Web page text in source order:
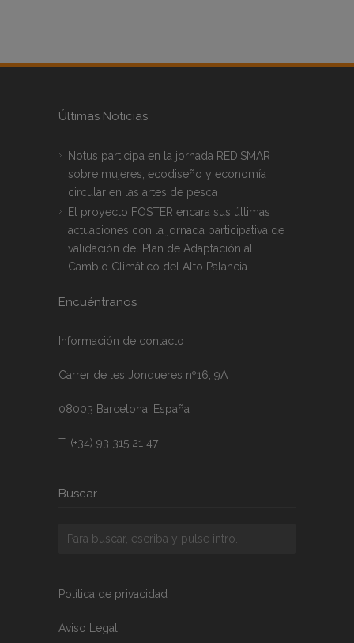
Últimas Noticias
Notus participa en la jornada REDISMAR
sobre mujeres, ecodiseño y economía
circular en las artes de pesca
El proyecto FOSTER encara sus últimas
actuaciones con la jornada participativa de
validación del Plan de Adaptación al
Cambio Climático del Alto Palancia
Encuéntranos
Información de contacto
Carrer de les Jonqueres nº16, 9A
08003 Barcelona, España
T. (+34) 93 315 21 47
Buscar
Política de privacidad
Aviso Legal